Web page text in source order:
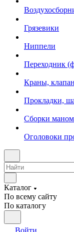
Грязевики
Ниппели
Переходник
Краны,
Прокладки,
Сборки
Оголовоки
Каталог
По всему сайту
По каталогу
Войти